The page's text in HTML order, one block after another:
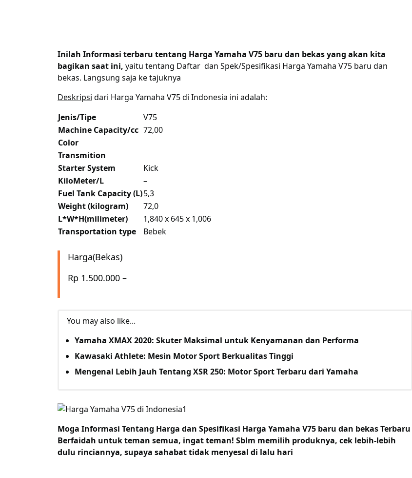
Inilah Informasi terbaru tentang Harga Yamaha V75 baru dan bekas yang akan kita
bagikan saat ini, yaitu tentang Daftar dan Spek/Spesifikasi Harga Yamaha V75 baru dan
bekas. Langsung saja ke tajuknya
Deskripsi dari Harga Yamaha V75 di Indonesia ini adalah:
Jenis/Tipe
V75
Machine Capacity/cc 72,00
Color
Transmition
Starter System
Kick
KiloMeter/L
–
Fuel Tank Capacity (L)5,3
Weight (kilogram)
72,0
L*W*H(milimeter)
1,840 x 645 x 1,006
Transportation type
Bebek
Harga(Bekas)
Rp 1.500.000 –
You may also like...
Yamaha XMAX 2020: Skuter Maksimal untuk Kenyamanan dan Performa
Kawasaki Athlete: Mesin Motor Sport Berkualitas Tinggi
Mengenal Lebih Jauh Tentang XSR 250: Motor Sport Terbaru dari Yamaha
Moga Informasi Tentang Harga dan Spesifikasi Harga Yamaha V75 baru dan bekas Terbaru
Berfaidah untuk teman semua, ingat teman! Sblm memilih produknya, cek lebih-lebih
dulu rinciannya, supaya sahabat tidak menyesal di lalu hari